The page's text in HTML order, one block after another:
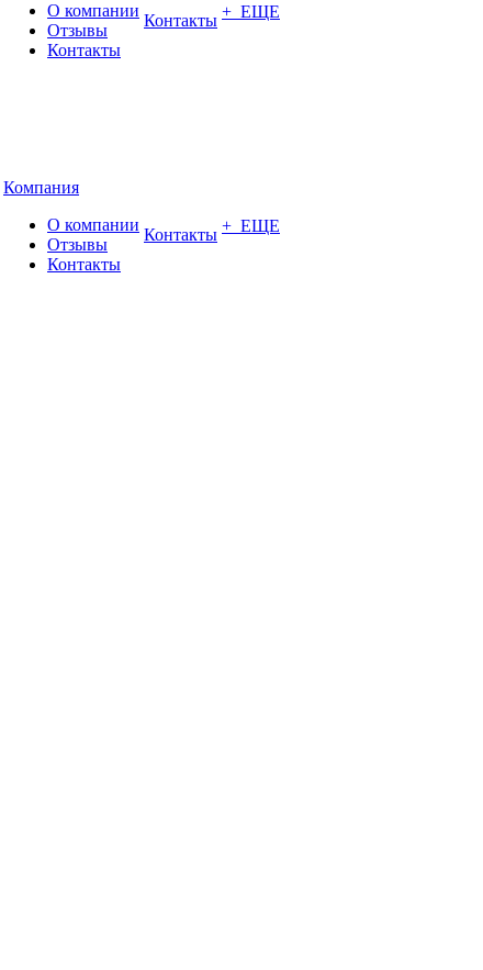
О компании
Отзывы
Контакты
Контакты + ЕЩЕ
Компания
О компании
Отзывы
Контакты
Контакты + ЕЩЕ